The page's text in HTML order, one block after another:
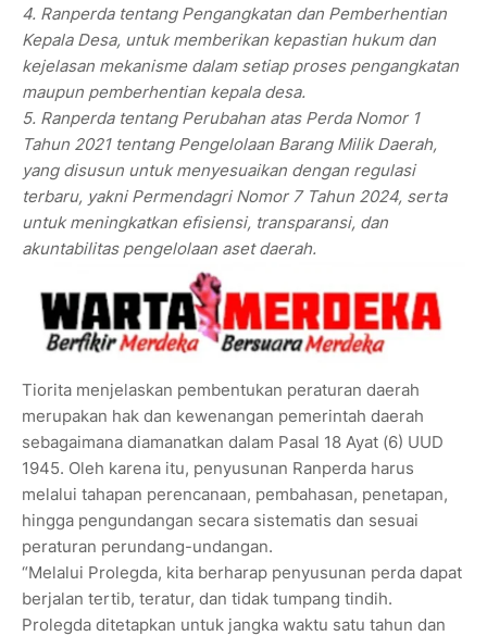
4. Ranperda tentang Pengangkatan dan Pemberhentian
Kepala Desa, untuk memberikan kepastian hukum dan
kejelasan mekanisme dalam setiap proses pengangkatan
maupun pemberhentian kepala desa.
5. Ranperda tentang Perubahan atas Perda Nomor 1
Tahun 2021 tentang Pengelolaan Barang Milik Daerah,
yang disusun untuk menyesuaikan dengan regulasi
terbaru, yakni Permendagri Nomor 7 Tahun 2024, serta
untuk meningkatkan efisiensi, transparansi, dan
akuntabilitas pengelolaan aset daerah.
Tiorita menjelaskan pembentukan peraturan daerah
merupakan hak dan kewenangan pemerintah daerah
sebagaimana diamanatkan dalam Pasal 18 Ayat (6) UUD
1945. Oleh karena itu, penyusunan Ranperda harus
melalui tahapan perencanaan, pembahasan, penetapan,
hingga pengundangan secara sistematis dan sesuai
peraturan perundang-undangan.
“Melalui Prolegda, kita berharap penyusunan perda dapat
berjalan tertib, teratur, dan tidak tumpang tindih.
Prolegda ditetapkan untuk jangka waktu satu tahun dan